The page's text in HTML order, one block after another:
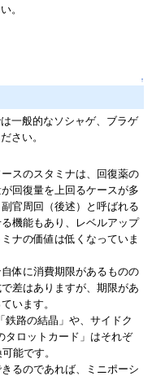
。
↑
一般的なソシャゲ、ブラゲ
さい。
スのスタミナは、回復薬の
回復量を上回るケースが多
官周回（後述）と呼ばれる
機能もあり、レベルアップ
ナの価値は低くなっていま
体に消費期限があるものの
差はありますが、期限があ
います。
鉄路の結晶」や、サイドク
タロットカード」はそれぞ
能です。
るのであれば、ミニポーシ